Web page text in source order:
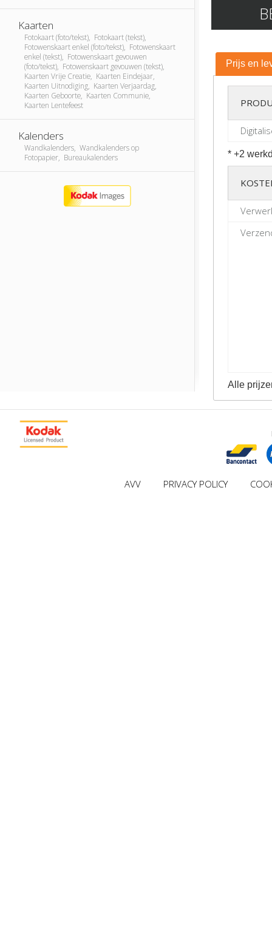
Kaarten
Fotokaart (foto/tekst), Fotokaart (tekst),
Fotowenskaart enkel (foto/tekst), Fotowenskaart
enkel (tekst), Fotowenskaart gevouwen
(foto/tekst), Fotowenskaart gevouwen (tekst),
Kaarten Vrije Creatie, Kaarten Eindejaar,
Kaarten Uitnodiging, Kaarten Verjaardag,
Kaarten Geboorte, Kaarten Communie,
Kaarten Lentefeest
Kalenders
Wandkalenders, Wandkalenders op
Fotopapier, Bureaukalenders
Prijs en
* +2
Alle
AVV PRIVACY POLICY